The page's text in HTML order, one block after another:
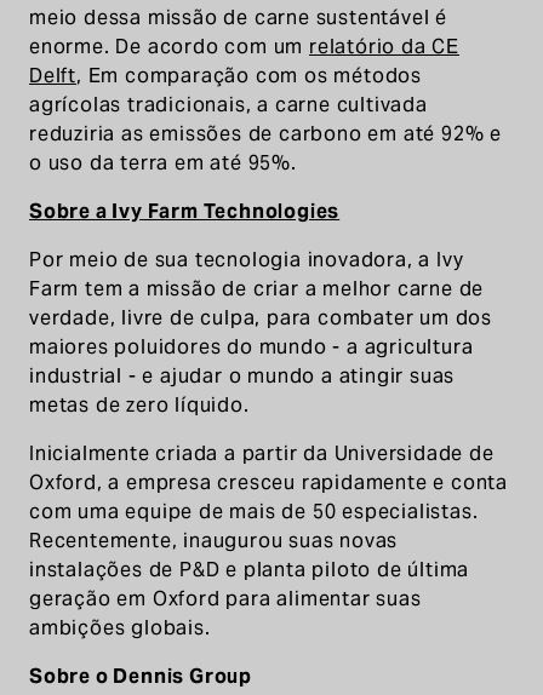
meio dessa missão de carne sustentável é
enorme. De acordo com um relatório da CE
Delft, Em comparação com os métodos
agrícolas tradicionais, a carne cultivada
reduziria as emissões de carbono em até 92% e
o uso da terra em até 95%.
Sobre a Ivy Farm Technologies
Por meio de sua tecnologia inovadora, a Ivy
Farm tem a missão de criar a melhor carne de
verdade, livre de culpa, para combater um dos
maiores poluidores do mundo - a agricultura
industrial - e ajudar o mundo a atingir suas
metas de zero líquido.
Inicialmente criada a partir da Universidade de
Oxford, a empresa cresceu rapidamente e conta
com uma equipe de mais de 50 especialistas.
Recentemente, inaugurou suas novas
instalações de P&D e planta piloto de última
geração em Oxford para alimentar suas
ambições globais.
Sobre o Dennis Group